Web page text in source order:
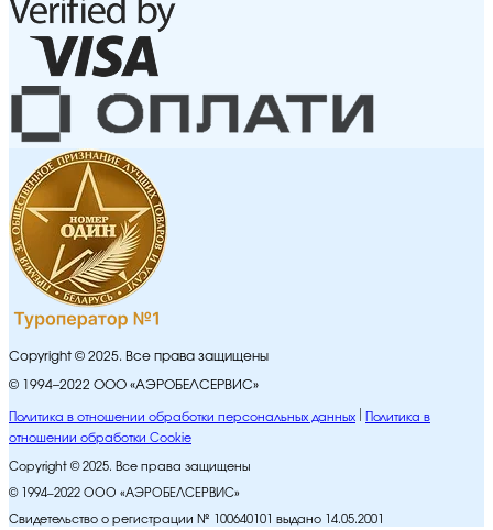
Copyright © 2025. Все права защищены
© 1994–2022 ООО «АЭРОБЕЛСЕРВИС»
Политика в отношении обработки персональных данных
Политика в
отношении обработки Cookie
Copyright © 2025. Все права защищены
© 1994–2022 ООО «АЭРОБЕЛСЕРВИС»
Свидетельство о регистрации № 100640101 выдано 14.05.2001